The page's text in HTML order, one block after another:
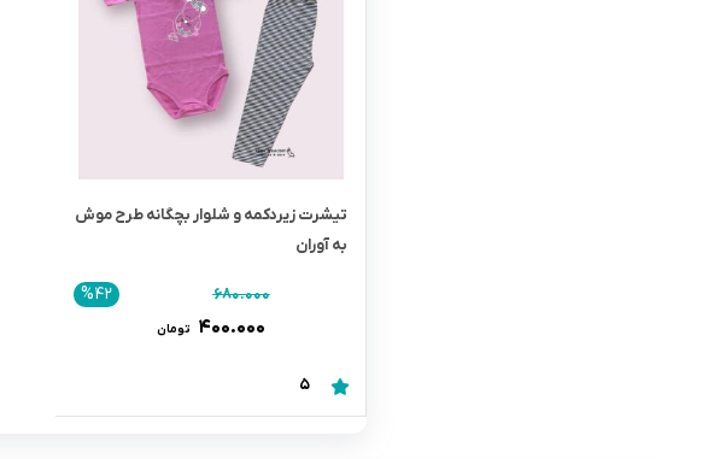
تیشرت زیردکمه و شلوار بچگانه طرح موش
به آوران
۶۸۰.۰۰۰
۴۰۰.۰۰۰ تومان
%42
5